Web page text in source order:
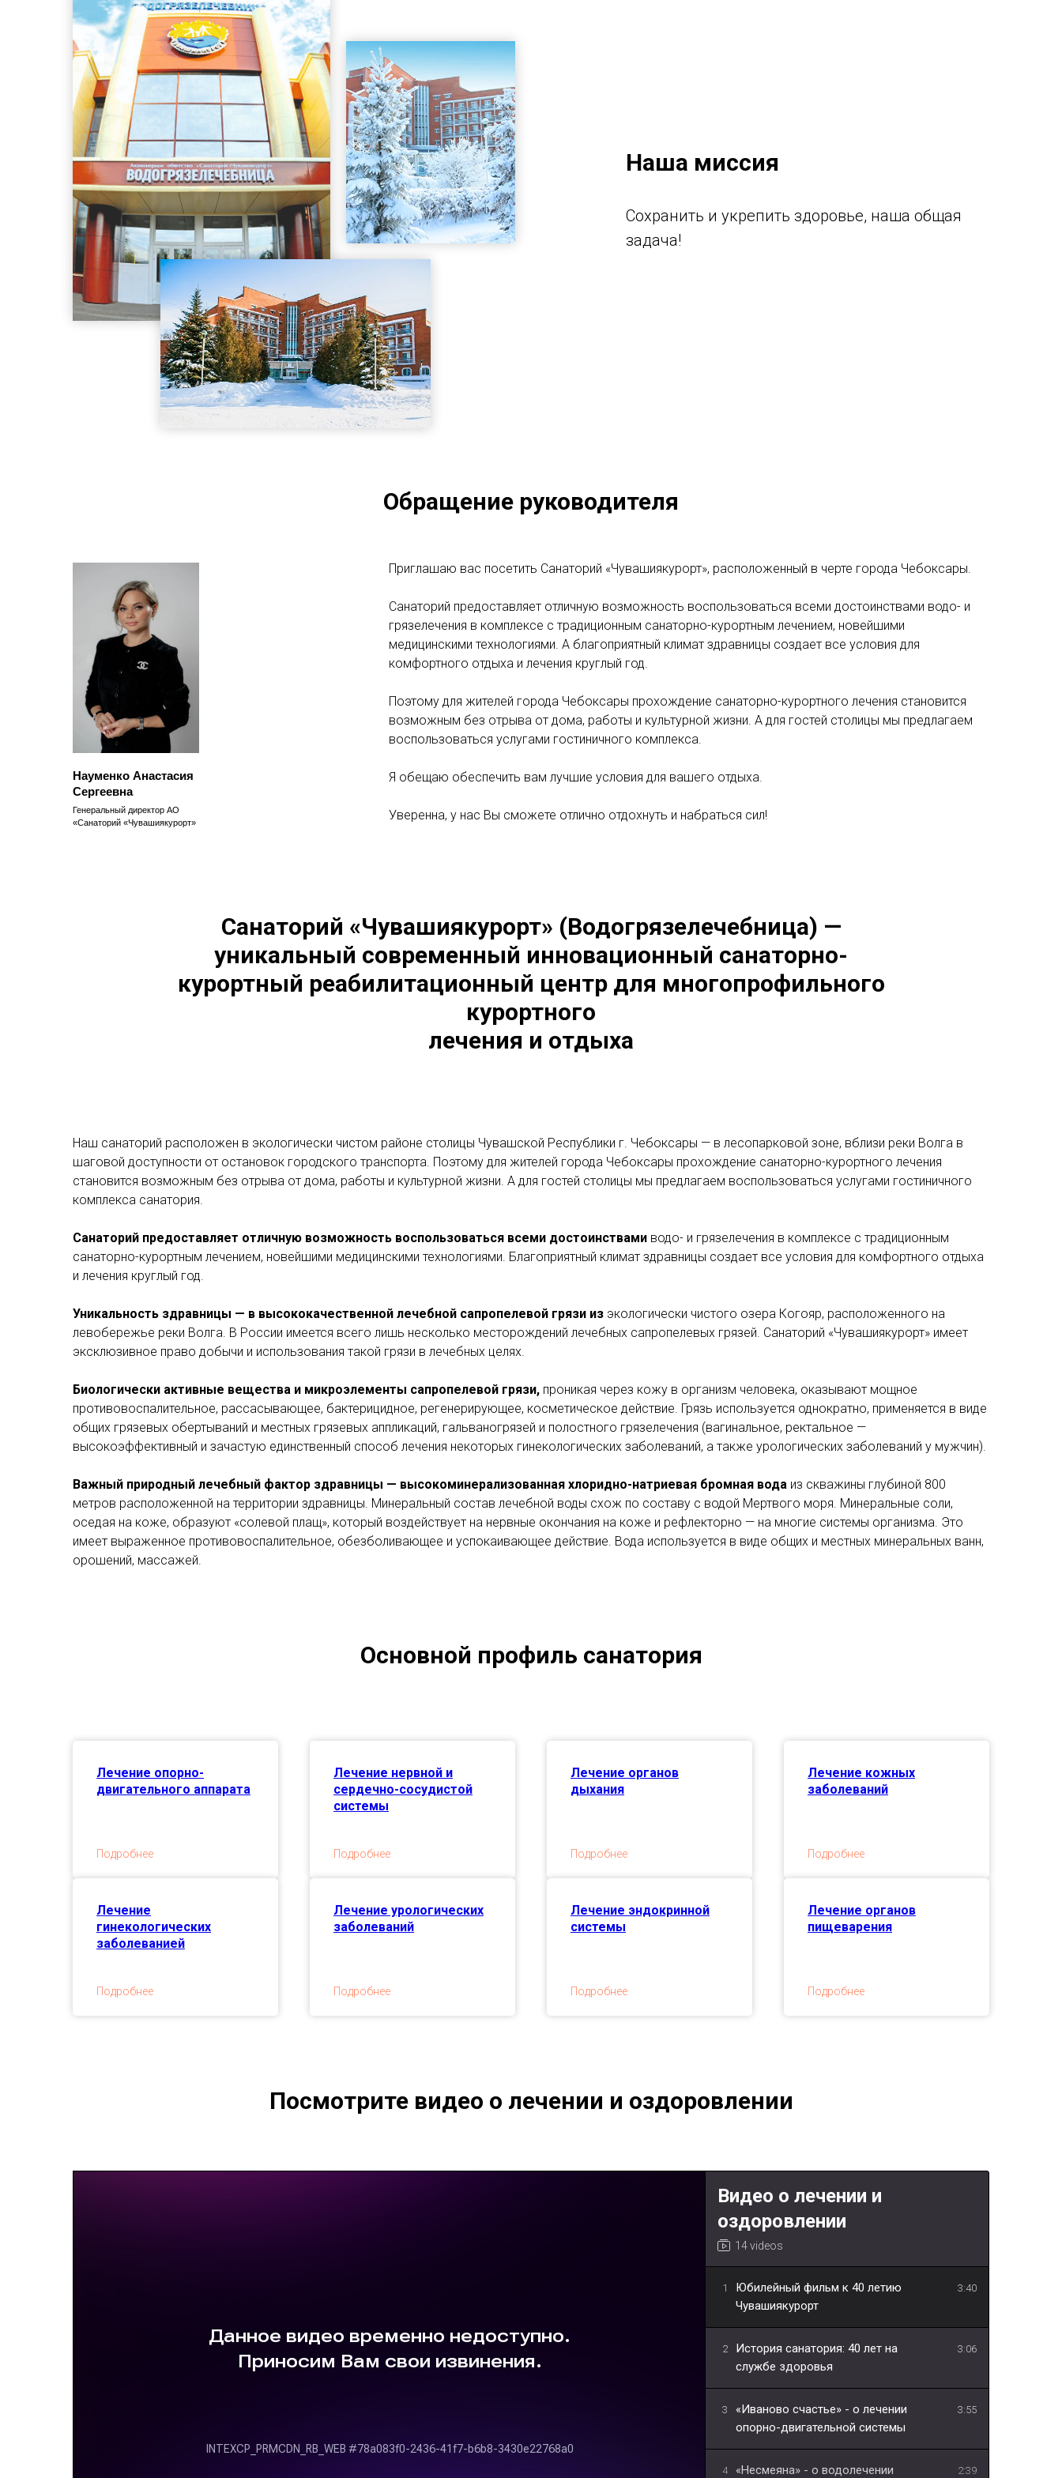
Наша миссия
Сохранить и укрепить здоровье, наша общая
задача!
Обращение руководителя
Науменко Анастасия
Сергеевна
Генеральный директор АО
«Санаторий «Чувашиякурорт»
Приглашаю вас посетить Санаторий «Чувашиякурорт», расположенный в черте города Чебоксары.
Санаторий предоставляет отличную возможность воспользоваться всеми достоинствами водо- и
грязелечения в комплексе с традиционным санаторно-курортным лечением, новейшими
медицинскими технологиями. А благоприятный климат здравницы создает все условия для
комфортного отдыха и лечения круглый год.
Поэтому для жителей города Чебоксары прохождение санаторно-курортного лечения становится
возможным без отрыва от дома, работы и культурной жизни. А для гостей столицы мы предлагаем
воспользоваться услугами гостиничного комплекса.
Я обещаю обеспечить вам лучшие условия для вашего отдыха.
Уверенна, у нас Вы сможете отлично отдохнуть и набраться сил!
Санаторий «Чувашиякурорт» (Водогрязелечебница) —
уникальный современный инновационный санаторно-
курортный реабилитационный центр для многопрофильного
курортного
лечения и отдыха
Наш санаторий расположен в экологически чистом районе столицы Чувашской Республики г. Чебоксары — в лесопарковой зоне, вблизи реки Волга в
шаговой доступности от остановок городского транспорта. Поэтому для жителей города Чебоксары прохождение санаторно-курортного лечения
становится возможным без отрыва от дома, работы и культурной жизни. А для гостей столицы мы предлагаем воспользоваться услугами гостиничного
комплекса санатория.
Санаторий предоставляет отличную возможность воспользоваться всеми достоинствами водо- и грязелечения в комплексе с традиционным
санаторно-курортным лечением, новейшими медицинскими технологиями. Благоприятный климат здравницы создает все условия для комфортного отдыха
и лечения круглый год.
Уникальность здравницы — в высококачественной лечебной сапропелевой грязи из экологически чистого озера Когояр, расположенного на
левобережье реки Волга. В России имеется всего лишь несколько месторождений лечебных сапропелевых грязей. Санаторий «Чувашиякурорт» имеет
эксклюзивное право добычи и использования такой грязи в лечебных целях.
Биологически активные вещества и микроэлементы сапропелевой грязи, проникая через кожу в организм человека, оказывают мощное
противовоспалительное, рассасывающее, бактерицидное, регенерирующее, косметическое действие. Грязь используется однократно, применяется в виде
общих грязевых обертываний и местных грязевых аппликаций, гальваногрязей и полостного грязелечения (вагинальное, ректальное —
высокоэффективный и зачастую единственный способ лечения некоторых гинекологических заболеваний, а также урологических заболеваний у мужчин).
Важный природный лечебный фактор здравницы — высокоминерализованная хлоридно-натриевая бромная вода из скважины глубиной 800
метров расположенной на территории здравницы. Минеральный состав лечебной воды схож по составу с водой Мертвого моря. Минеральные соли,
оседая на коже, образуют «солевой плащ», который воздействует на нервные окончания на коже и рефлекторно — на многие системы организма. Это
имеет выраженное противовоспалительное, обезболивающее и успокаивающее действие. Вода используется в виде общих и местных минеральных ванн,
орошений, массажей.
Основной профиль санатория
Лечение опорно-
двигательного аппарата
Подробнее
Лечение нервной и
сердечно-сосудистой
системы
Подробнее
Лечение органов
дыхания
Подробнее
Лечение кожных
заболеваний
Подробнее
Лечение
гинекологических
заболеванией
Подробнее
Лечение урологических
заболеваний
Подробнее
Лечение эндокринной
системы
Подробнее
Лечение органов
пищеварения
Подробнее
Посмотрите видео о лечении и оздоровлении
Видео о лечении и
оздоровлении
14 videos
1
Юбилейный фильм к 40 летию
Чувашиякурорт
3:40
2
История санатория: 40 лет на
службе здоровья
3:06
3
«Иваново счастье» - о лечении
опорно-двигательной системы
3:55
4 «Несмеяна» - о водолечении 2:39